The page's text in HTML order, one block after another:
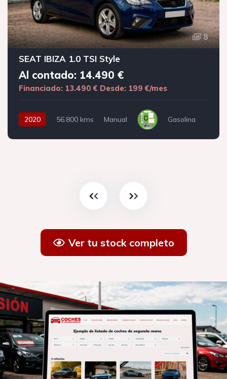
8
SEAT IBIZA 1.0 TSI Style
Al contado: 14.490 €
Financiado: 13.490 € Desde: 199 €/mes
2020 56.800 kms Manual Gasolina
Ver tu stock completo